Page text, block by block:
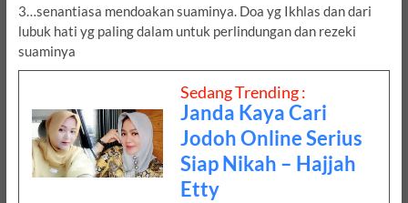
3…senantiasa mendoakan suaminya. Doa yg Ikhlas dan dari
lubuk hati yg paling dalam untuk perlindungan dan rezeki
suaminya
Sedang Trending :
Janda Kaya Cari
Jodoh Online Serius
Siap Nikah – Hajjah
Etty